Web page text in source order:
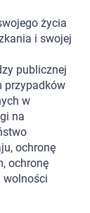
życia
i swojej
publicznej
przypadków
w
na
ochronę
ochronę
wolności